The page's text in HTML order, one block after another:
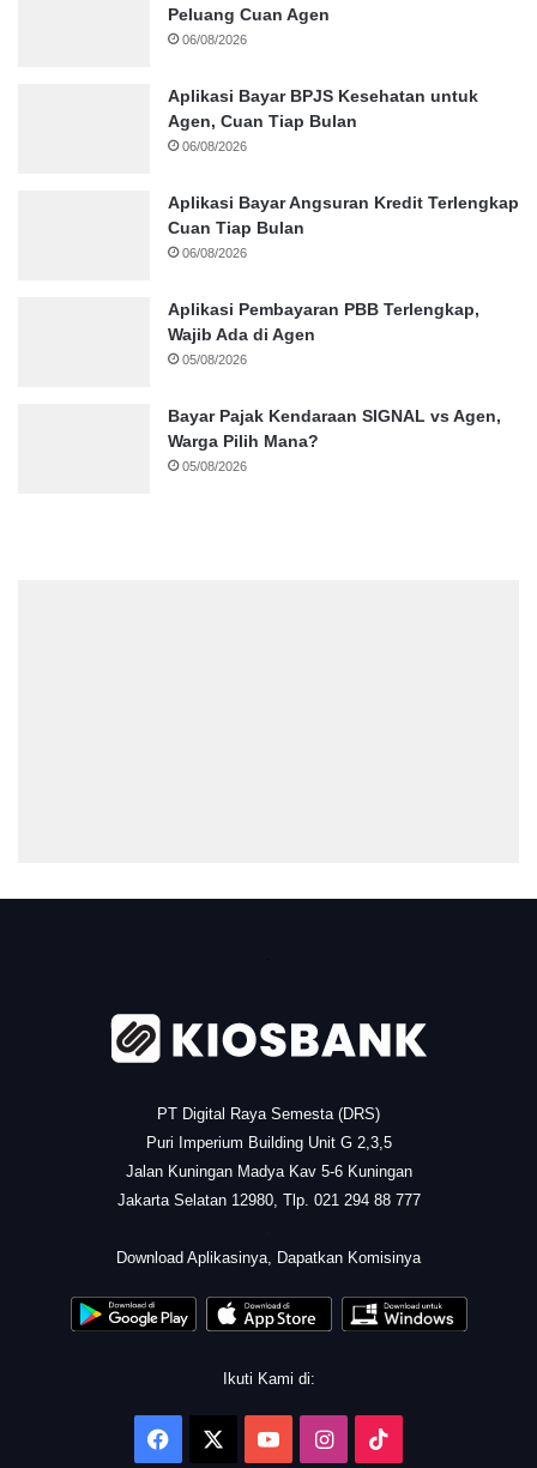
Peluang Cuan Agen
06/08/2026
Aplikasi Bayar BPJS Kesehatan untuk
Agen, Cuan Tiap Bulan
06/08/2026
Aplikasi Bayar Angsuran Kredit Terlengkap
Cuan Tiap Bulan
06/08/2026
Aplikasi Pembayaran PBB Terlengkap,
Wajib Ada di Agen
05/08/2026
Bayar Pajak Kendaraan SIGNAL vs Agen,
Warga Pilih Mana?
05/08/2026
PT Digital Raya Semesta (DRS)
Puri Imperium Building Unit G 2,3,5
Jalan Kuningan Madya Kav 5-6 Kuningan
Jakarta Selatan 12980, Tlp. 021 294 88 777
Download Aplikasinya, Dapatkan Komisinya
Ikuti Kami di:
Facebook YouTubeInstagram